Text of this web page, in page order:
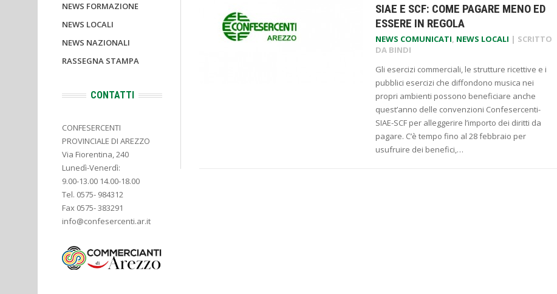
SIAE E SCF: COME PAGARE MENO ED
ESSERE IN REGOLA
NEWS COMUNICATI, NEWS LOCALI | SCRITTO
DA BINDI
Gli esercizi commerciali, le strutture ricettive e i
pubblici esercizi che diffondono musica nei
propri ambienti possono beneficiare anche
quest’anno delle convenzioni Confesercenti-
SIAE-SCF per alleggerire l’importo dei diritti da
pagare. C’è tempo fino al 28 febbraio per
usufruire dei benefici,…
NEWS FORMAZIONE
NEWS LOCALI
NEWS NAZIONALI
RASSEGNA STAMPA
CONTATTI
CONFESERCENTI
PROVINCIALE DI AREZZO
Via Fiorentina, 240
Lunedì-Venerdì:
9.00-13.00 14.00-18.00
Tel. 0575- 984312
Fax 0575- 383291
info@confesercenti.ar.it